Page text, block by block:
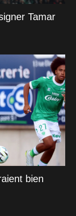
Tamar
bien